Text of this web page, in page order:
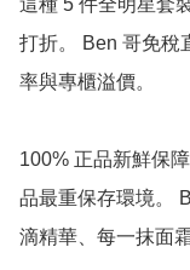
這種 5 件全明星套
打折。 Ben 哥免稅
率與專櫃溢價。
100% 正品新鮮保
品最重保存環境。
滴精華、每一抹面